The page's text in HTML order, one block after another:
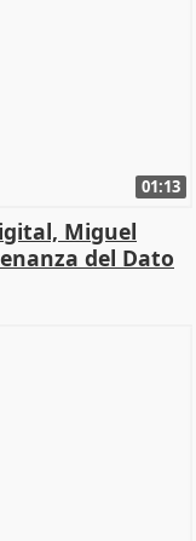
01:13
Miguel
del Dato